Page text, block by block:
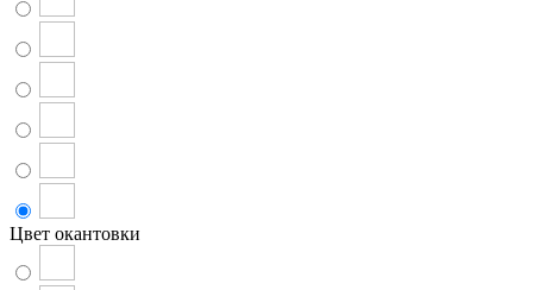
Цвет окантовки